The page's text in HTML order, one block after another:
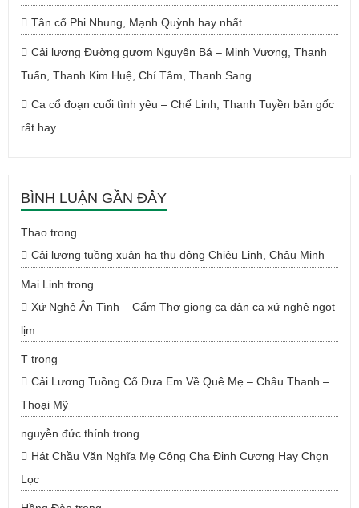
Tân cổ Phi Nhung, Mạnh Quỳnh hay nhất
Cải lương Đường gươm Nguyên Bá – Minh Vương, Thanh
Tuấn, Thanh Kim Huệ, Chí Tâm, Thanh Sang
Ca cổ đoạn cuối tình yêu – Chế Linh, Thanh Tuyền bản gốc
rất hay
BÌNH LUẬN GẦN ĐÂY
Thao trong
Cải lương tuồng xuân hạ thu đông Chiêu Linh, Châu Minh
Mai Linh trong
Xứ Nghệ Ân Tình – Cẩm Thơ giọng ca dân ca xứ nghệ ngọt
lịm
T trong
Cải Lương Tuồng Cổ Đưa Em Về Quê Mẹ – Châu Thanh –
Thoại Mỹ
nguyễn đức thính trong
Hát Chầu Văn Nghĩa Mẹ Công Cha Đinh Cương Hay Chọn
Lọc